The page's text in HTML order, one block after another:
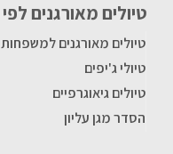
טיולים מאורגנים
טיולים מאורגנים למשפחות
טיולי ג'יפים
טיולים גיאוגרפיים
הסדר מגן עליון